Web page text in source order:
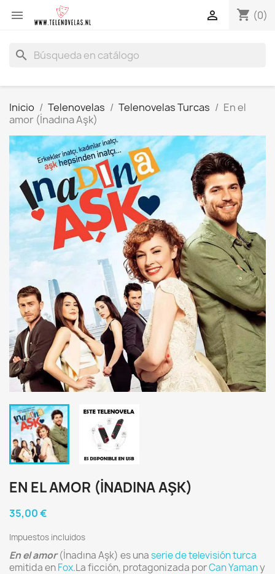
 shopping_cart (0)

search
Inicio Telenovelas Telenovelas Turcas
En el
amor (İnadına Aşk)
EN EL AMOR (İNADINA AŞK)
35,00 €
Impuestos incluidos
En el amor(İnadına Aşk) es unaserie de televisión turca
emitida enFox.La ficción, protagonizada porCan Yamany